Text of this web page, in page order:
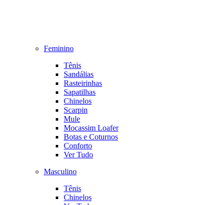
Feminino
Tênis
Sandálias
Rasteirinhas
Sapatilhas
Chinelos
Scarpin
Mule
Mocassim Loafer
Botas e Coturnos
Conforto
Ver Tudo
Masculino
Tênis
Chinelos